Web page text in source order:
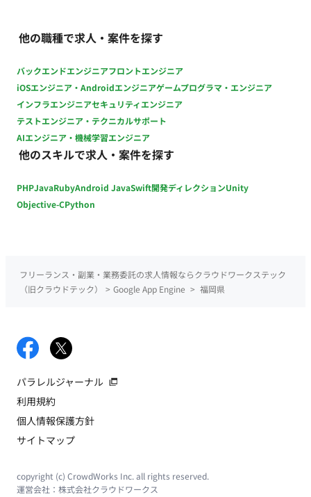
他の職種で求人・案件を探す
バックエンドエンジニアフロントエンジニア
iOSエンジニア・Androidエンジニアゲームプログラマ・エンジニア
インフラエンジニアセキュリティエンジニア
テストエンジニア・テクニカルサポート
AIエンジニア・機械学習エンジニア
他のスキルで求人・案件を探す
PHPJavaRubyAndroid JavaSwift開発ディレクションUnity
Objective-CPython
フリーランス・副業・業務委託の求人情報ならクラウドワークステック
（旧クラウドテック）
> Google App Engine > 福岡県
パラレルジャーナル
利用規約
個人情報保護方針
サイトマップ
copyright (c) CrowdWorks Inc. all rights reserved.
運営会社： 株式会社クラウドワークス